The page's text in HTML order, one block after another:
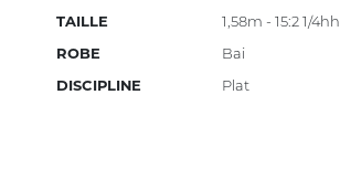
TAILLE
1,58m - 15:2 1/4hh
ROBE
Bai
DISCIPLINE
Plat